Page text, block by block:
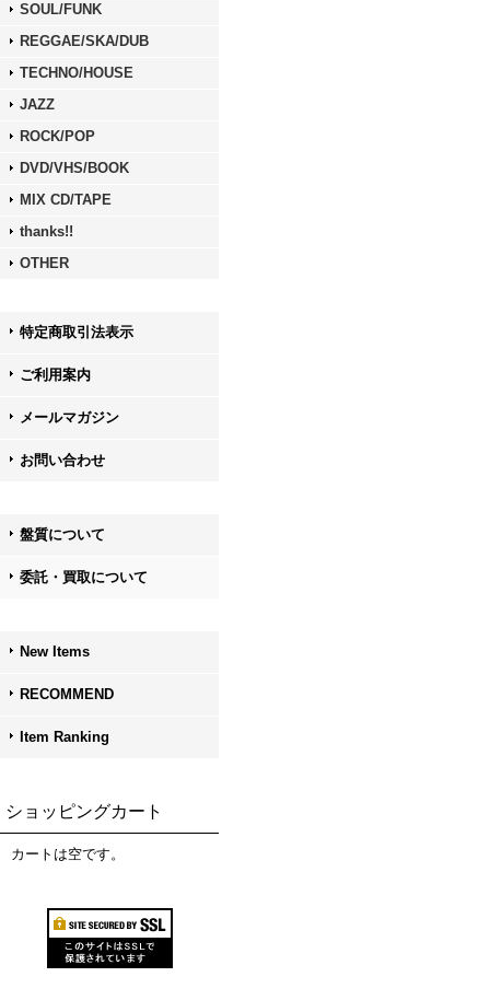
SOUL/FUNK
REGGAE/SKA/DUB
TECHNO/HOUSE
JAZZ
ROCK/POP
DVD/VHS/BOOK
MIX CD/TAPE
thanks!!
OTHER
特定商取引法表示
ご利用案内
メールマガジン
お問い合わせ
盤質について
委託・買取について
New Items
RECOMMEND
Item Ranking
ショッピングカート
カートは空です。